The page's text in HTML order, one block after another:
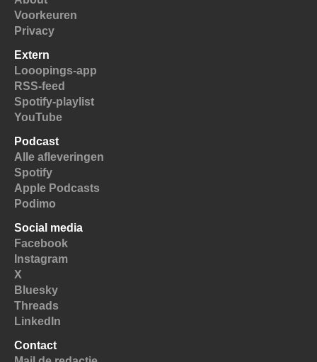
Voorkeuren
Privacy
Extern
Looopings-app
RSS-feed
Spotify-playlist
YouTube
Podcast
Alle afleveringen
Spotify
Apple Podcasts
Podimo
Social media
Facebook
Instagram
X
Bluesky
Threads
LinkedIn
Contact